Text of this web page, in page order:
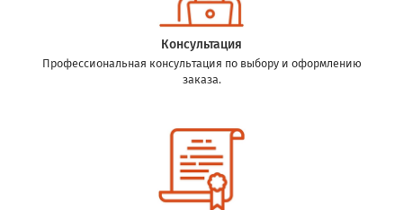
Консультация
Профессиональная консультация по выбору и оформлению
заказа.